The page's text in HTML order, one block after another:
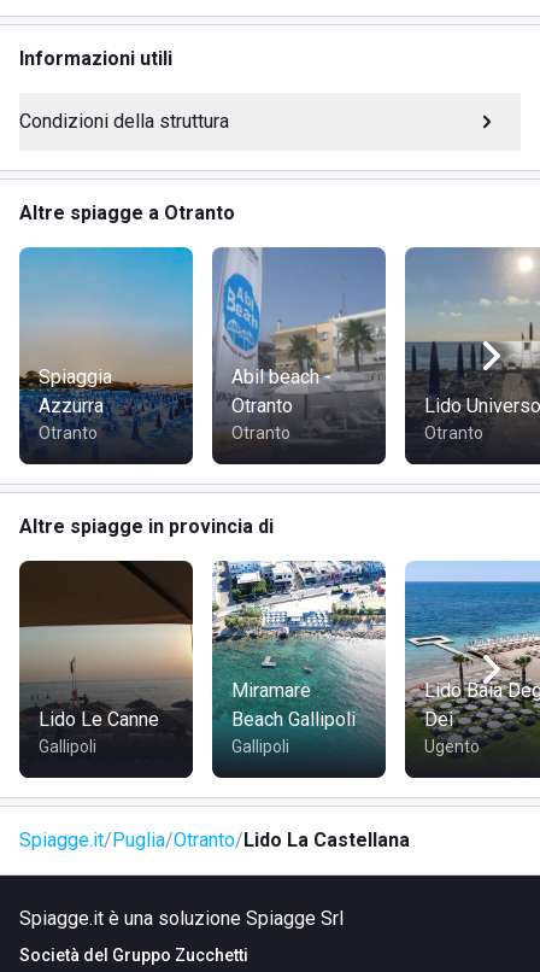
Noleggio lettini, ombrelloni e sdraio
Docce con acqua calda
Organizzazione brunch o apericena
Prenotazione online
DOVE SI TROVA LIDO LA CASTELLANA
Il Lido La Castellana si trova a Otranto, in provincia di
Lecce, presso Via Antonio Sforza. Otranto è nota per la sua
bellezza paesaggistica e culturale, rendendola una meta di
riferimento per gli amanti del mare e della natura. La zona è
famosa per le acque limpide e la lussureggiante
vegetazione.
Il Lido La Castellana è situato sulla costa di Otranto, in Via
Antonio Sforza. È facilmente raggiungibile dal centro di
Otranto, a breve distanza da punti di interesse della città.
La sua posizione strategica consente un comodo accesso
per chi soggiorna nella zona circostante.
Informazioni utili
Condizioni della struttura
Altre spiagge a Otranto
Spiaggia
Azzurra
Otranto
Abil beach -
Otranto
Otranto
Lido Universo
Otranto
Altre spiagge in provincia di
Lido Le Canne
Gallipoli
Miramare
Beach Gallipoli
Gallipoli
Lido Baia
Dei
Ugento
Spiagge.it Puglia Otranto Lido La Castellana
Spiagge.it è una soluzione Spiagge Srl
Società del Gruppo Zucchetti